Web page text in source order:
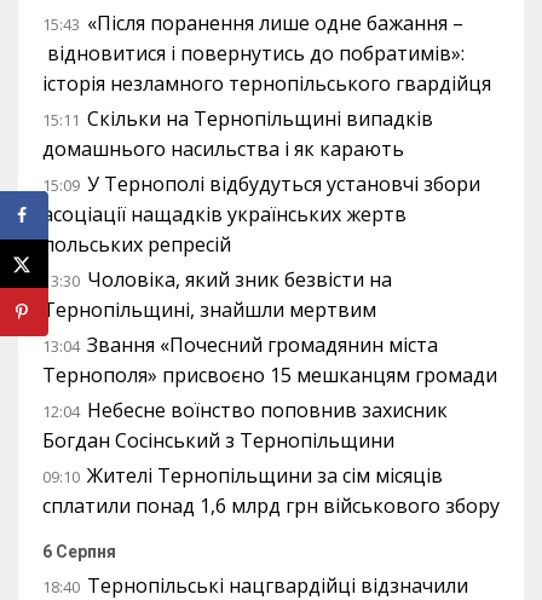
15:43 «Після поранення лише одне бажання –
відновитися і повернутись до побратимів»:
історія незламного тернопільського гвардійця
15:11 Скільки на Тернопільщині випадків
домашнього насильства і як карають
15:09 У Тернополі відбудуться установчі збори
асоціації нащадків українських жертв
польських репресій
13:30 Чоловіка, який зник безвісти на
Тернопільщині, знайшли мертвим
13:04 Звання «Почесний громадянин міста
Тернополя» присвоєно 15 мешканцям громади
12:04 Небесне воїнство поповнив захисник
Богдан Сосінський з Тернопільщини
09:10 Жителі Тернопільщини за сім місяців
сплатили понад 1,6 млрд грн військового збору
6 Серпня
18:40 Тернопільські нацгвардійці відзначили